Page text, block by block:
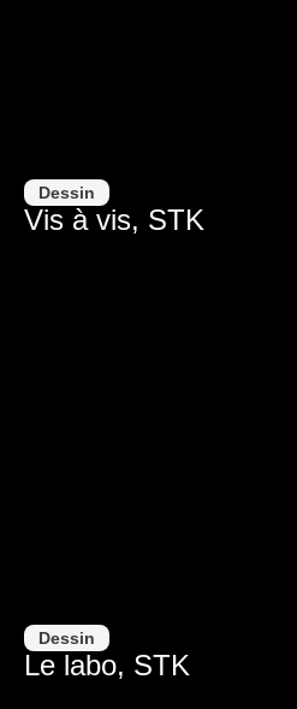
Dessin
Vis à vis, STK
Dessin
Le labo, STK